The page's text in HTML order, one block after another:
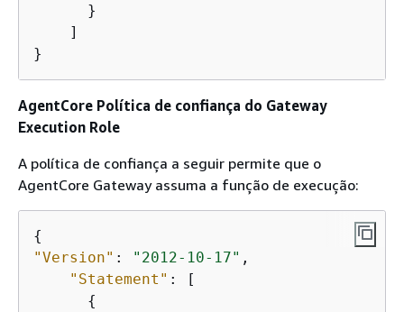
      }
    ]
}
AgentCore Política de confiança do Gateway
Execution Role
A política de confiança a seguir permite que o
AgentCore Gateway assuma a função de execução:
{
"Version" : "2012-10-17" ,
"Statement" : [
{